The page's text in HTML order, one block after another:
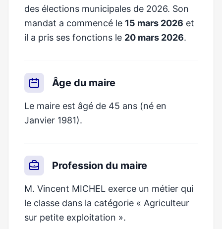
des élections municipales de 2026. Son
mandat a commencé le 15 mars 2026 et
il a pris ses fonctions le 20 mars 2026.
Âge du maire
Le maire est âgé de 45 ans (né en
Janvier 1981).
Profession du maire
M. Vincent MICHEL exerce un métier qui
le classe dans la catégorie « Agriculteur
sur petite exploitation ».